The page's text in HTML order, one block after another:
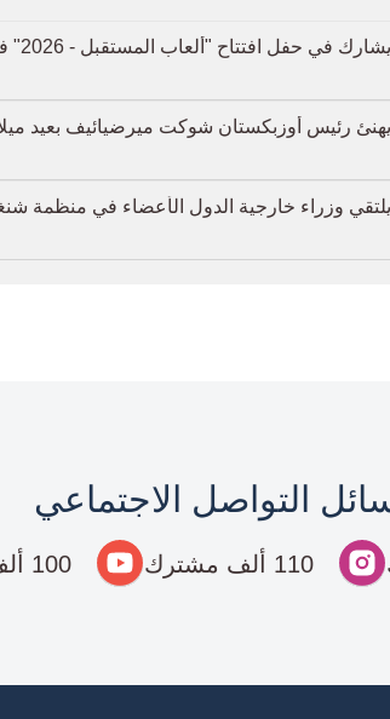
حفل افتتاح "ألعاب المستقبل - 2026" في أستانا
رئيس أوزبكستان شوكت ميرضيائيف بعيد ميلاده
وزراء خارجية الدول الأعضاء في منظمة
التواصل الاجتماعي
110 ألف مشترك 100 ألف مشترك